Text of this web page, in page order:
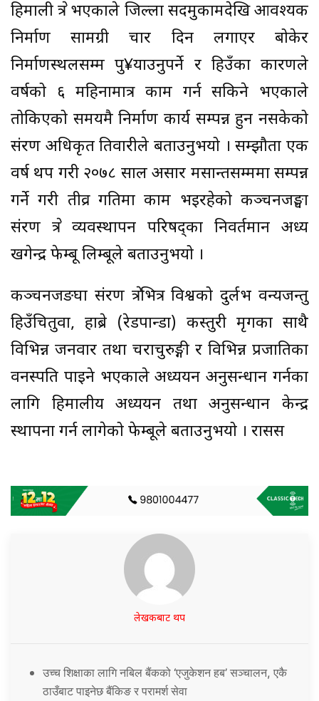
हिमाली क्षेत्र भएकाले जिल्ला सदमुकामदेखि आवश्यक
निर्माण सामग्री चार दिन लगाएर बोकेर
निर्माणस्थलसम्म पु¥याउनुपर्ने र हिउँका कारणले
वर्षको ६ महिनामात्र काम गर्न सकिने भएकाले
तोकिएको समयमै निर्माण कार्य सम्पन्न हुन नसकेको
संरक्षण अधिकृत तिवारीले बताउनुभयो । सम्झौता एक
वर्ष थप गरी २०७८ साल असार मसान्तसम्ममा सम्पन्न
गर्ने गरी तीव्र गतिमा काम भइरहेको कञ्चनजङ्घा
संरक्षण क्षेत्र व्यवस्थापन परिषद्का निवर्तमान अध्यक्ष
खगेन्द्र फेम्बू लिम्बूले बताउनुभयो ।
कञ्चनजङघा संरक्षण क्षेत्रभित्र विश्वको दुर्लभ वन्यजन्तु
हिउँचितुवा, हाब्रे (रेडपान्डा) कस्तुरी मृगका साथै
विभिन्न जनवार तथा चराचुरुङ्गी र विभिन्न प्रजातिका
वनस्पति पाइने भएकाले अध्ययन अनुसन्धान गर्नका
लागि हिमालीय अध्ययन तथा अनुसन्धान केन्द्र
स्थापना गर्न लागेको फेम्बूले बताउनुभयो । रासस
लेखकबाट थप
उच्च शिक्षाका लागि नबिल बैंकको ‘एजुकेशन हब’ सञ्चालन, एकै
ठाउँबाट पाइनेछ बैंकिङ र परामर्श सेवा